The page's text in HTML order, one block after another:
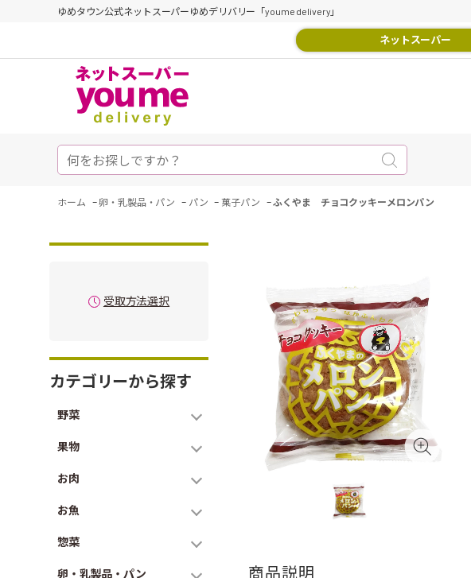
ゆめタウン公式ネットスーパーゆめデリバリー「youme delivery」
ネットスーパー
ホーム -卵・乳製品・パン - パン -菓子パン -ふくやま チョコクッキーメロンパン
受取方法選択
カテゴリーから探す
野菜
果物
お肉
お魚
惣菜
卵・乳製品・パン 商品説明